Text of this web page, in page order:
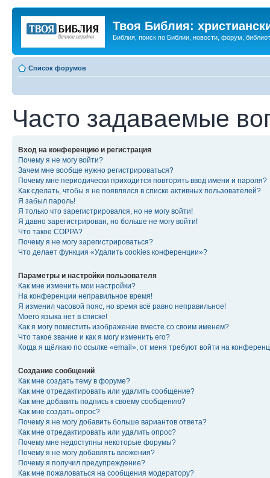
Твоя Библия:
Библия, поиск по Библии, новости, форум,
Список форумов
Часто задаваемые
Вход на конференцию и регистрация
Почему я не могу войти?
Зачем мне вообще нужно регистрироваться?
Почему мне периодически приходится повторять ввод имени и пароля?
Как сделать, чтобы я не появлялся в списке активных пользователей?
Я забыл пароль!
Я только что зарегистрировался, но не могу войти!
Я давно зарегистрирован, но больше не могу войти!
Что такое COPPA?
Почему я не могу зарегистрироваться?
Что делает функция «Удалить cookies конференции»?
Параметры и настройки пользователя
Как мне изменить мои настройки?
На конференции неправильное время!
Я изменил часовой пояс, но время всё равно неправильное!
Моего языка нет в списке!
Как я могу поместить изображение вместе со своим именем?
Что такое звание и как я могу изменить его?
Когда я щёлкаю по ссылке «email», от меня требуют войти на
Создание сообщений
Как мне создать тему в форуме?
Как мне отредактировать или удалить сообщение?
Как мне добавить подпись к своему сообщению?
Как мне создать опрос?
Почему я не могу добавить больше вариантов ответа?
Как мне отредактировать или удалить опрос?
Почему мне недоступны некоторые форумы?
Почему я не могу добавлять вложения?
Почему я получил предупреждение?
Как мне пожаловаться на сообщения модератору?